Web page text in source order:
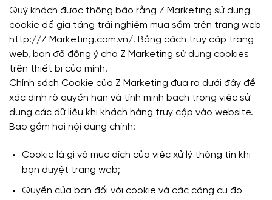
Quý khách được thông báo rằng Z Marketing sử dụng
cookie để gia tăng trải nghiệm mua sắm trên trang web
http://Z Marketing.com.vn/. Bằng cách truy cập trang
web, bạn đã đồng ý cho Z Marketing sử dụng cookies
trên thiết bị của mình.
Chính sách Cookie của Z Marketing đưa ra dưới đây để
xác định rõ quyền hạn và tính minh bạch trong việc sử
dụng các dữ liệu khi khách hàng truy cập vào website.
Bao gồm hai nội dung chính:
Cookie là gì và mục đích của việc xử lý thông tin khi
bạn duyệt trang web;
Quyền của bạn đối với cookie và các công cụ đo